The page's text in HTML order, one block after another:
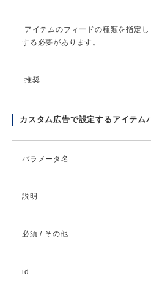
アイテムのフィードの種類を指定
する必要があります。
推奨
カスタム広告で設定するアイテム
パラメータ名
説明
必須 / その他
id